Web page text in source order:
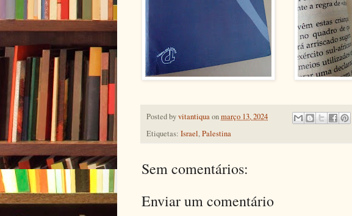
Posted byvitantiquaonmarço 13, 2024
Etiquetas: Israel,Palestina
Sem comentários:
Enviar um comentário